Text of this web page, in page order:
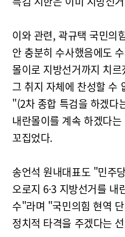
이와 관련, 곽규택 국민의
안 충분히 수사했음에도
몰이로 지방선거까지 치
그 취지 자체에 찬성할 수
"(2차 종합 특검을 하겠다
내란몰이를 계속 하겠다
꼬집었다.
송언석 원내대표도 "민주
오로지 6·3 지방선거를
수"라며 "국민의힘 현역
정치적 타격을 주겠다는